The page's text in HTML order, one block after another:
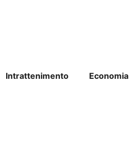
Intrattenimento Economia